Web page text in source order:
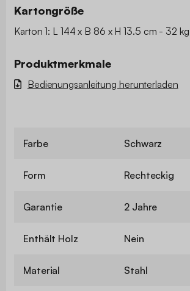
Kartongröße
Karton 1: L 144 x B 86 x H 13.5 cm - 32 kg
Produktmerkmale
Bedienungsanleitung herunterladen
Farbe Schwarz
Form Rechteckig
Garantie 2 Jahre
Enthält Holz Nein
Material Stahl